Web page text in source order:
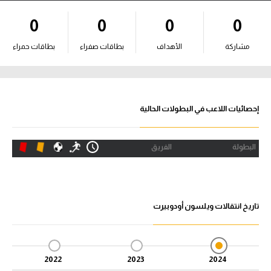
آراء حرة
ركن الألعاب
الدوري المصري
الدوري الإنجليزي الممتاز
الدوري الإيطالي
الدوري الألماني
0
مشاركة
0
الأهداف
0
بطاقات صفراء
0
بطاقات حمراء
إحصائيات اللاعب في البطولات الحالية
البطولة الفريق
تاريخ انتقالات ويلسون أودوبيرت
2024
2023
2022